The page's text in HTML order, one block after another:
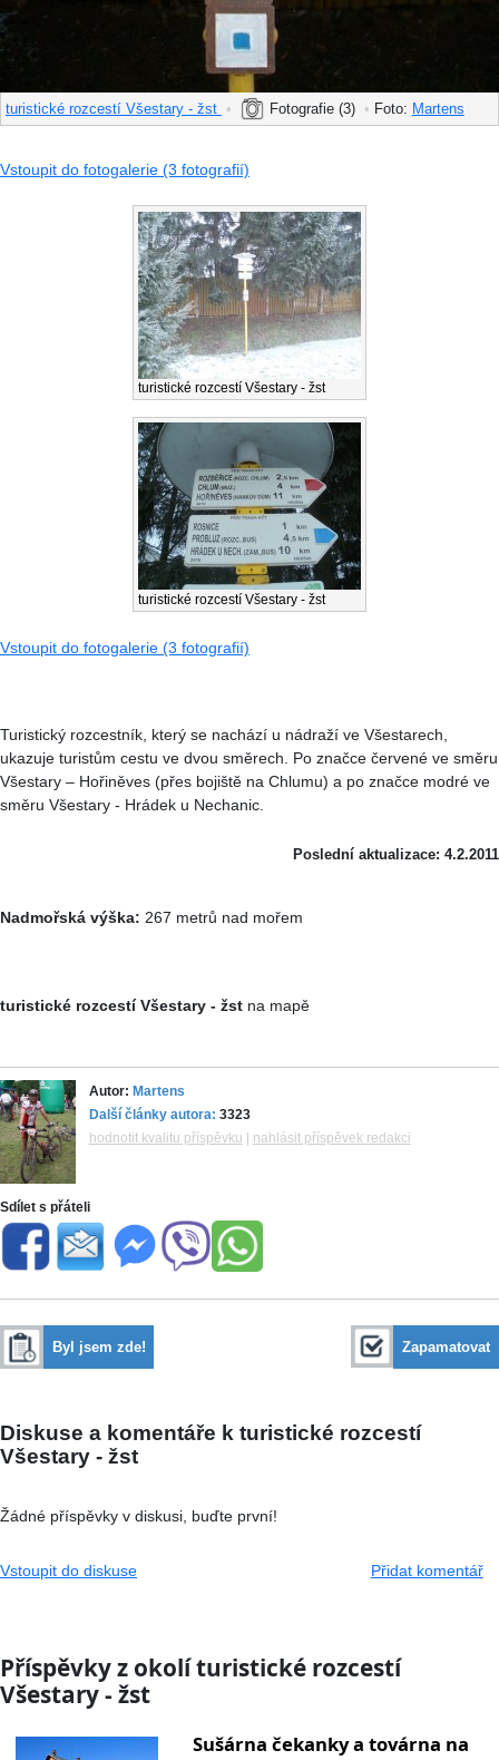
turistické rozcestí Všestary - žst • Fotografie (3) • Foto: Martens
Vstoupit do fotogalerie (3 fotografií)
turistické rozcestí Všestary - žst
turistické rozcestí Všestary - žst
Vstoupit do fotogalerie (3 fotografií)
Turistický rozcestník, který se nachází u nádraží ve Všestarech,
ukazuje turistům cestu ve dvou směrech. Po značce červené ve směru
Všestary – Hořiněves (přes bojiště na Chlumu) a po značce modré ve
směru Všestary - Hrádek u Nechanic.
Poslední aktualizace: 4.2.2011
Nadmořská výška: 267 metrů nad mořem
turistické rozcestí Všestary - žst na mapě
Autor: Martens
Další články autora: 3323
hodnotit kvalitu příspěvku
nahlásit příspěvek redakci
Sdílet s přáteli
Byl jsem zde! Zapamatovat
Diskuse a komentáře k turistické rozcestí
Všestary - žst
Žádné příspěvky v diskusi, buďte první!
Vstoupit do diskuse Přidat komentář
Příspěvky z okolí turistické rozcestí
Všestary - žst
Sušárna čekanky a továrna na